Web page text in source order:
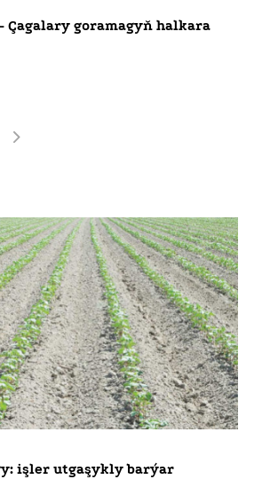
goramagyň halkara
işler utgaşykly barýar